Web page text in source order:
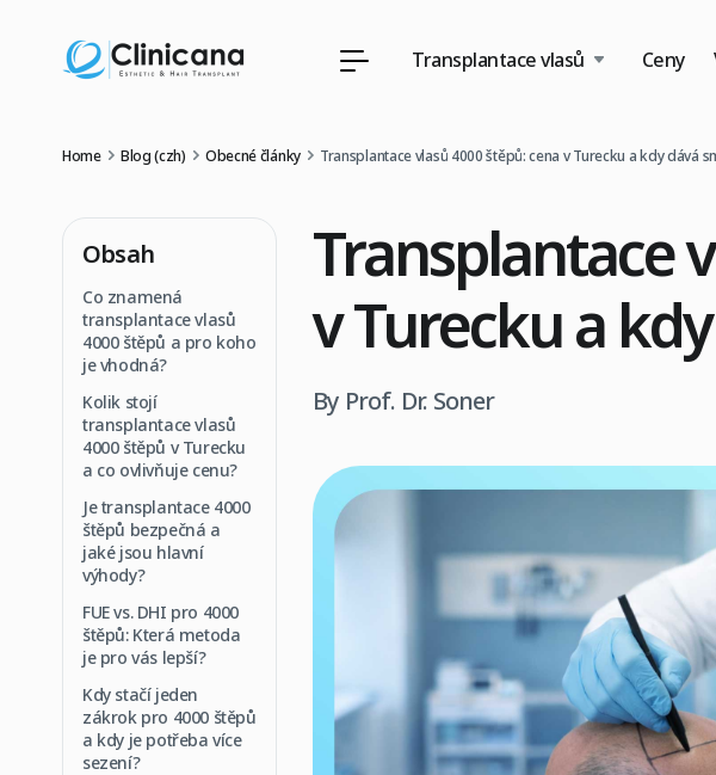
Transplantace vlasů Ceny
Home Blog (czh) Obecné články Transplantace vlasů 4000 štěpů: cena v Turecku a kdy dává
Obsah
Co znamená
transplantace vlasů
4000 štěpů a pro koho
je vhodná?
Kolik stojí
transplantace vlasů
4000 štěpů v Turecku
a co ovlivňuje cenu?
Je transplantace 4000
štěpů bezpečná a
jaké jsou hlavní
výhody?
FUE vs. DHI pro 4000
štěpů: Která metoda
je pro vás lepší?
Kdy stačí jeden
zákrok pro 4000 štěpů
a kdy je potřeba více
sezení?
Transplantace
v Turecku a
By Prof. Dr. Soner